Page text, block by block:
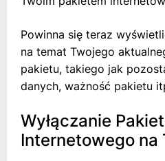
Powinna się teraz
na temat Twojego
pakietu, takiego jak
danych, ważność pakietu
Wyłączanie
Internetowego na